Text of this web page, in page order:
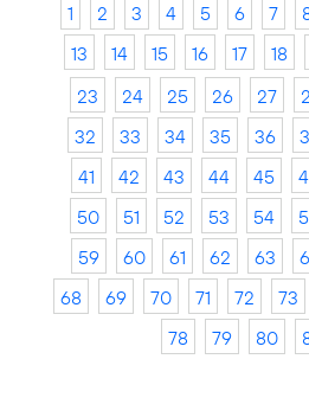
1 2 3 4 5 6 7
13
14 15 16 17 18
23
24 25 26 27
32
33 34 35 36
41
42 43 44 45
50
51 52 53 54
59
60 61 62 63
68
69 70 71 72 73
78
79 80